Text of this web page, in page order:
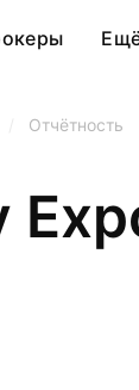
Отчётность